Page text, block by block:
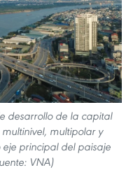
desarrollo de la capital
multipolar y
eje principal del paisaje
VNA)